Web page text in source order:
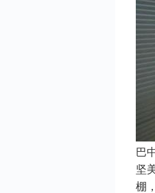
巴
坚
棚